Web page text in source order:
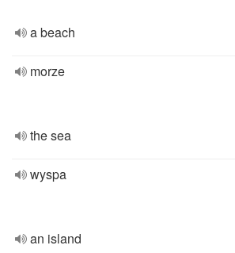
a beach
morze
the sea
wyspa
an island